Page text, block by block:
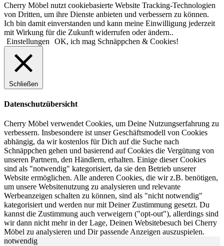
Cherry Möbel nutzt cookiebasierte Website Tracking-Technologien
von Dritten, um ihre Dienste anbieten und verbessern zu können.
Ich bin damit einverstanden und kann meine Einwilligung jederzeit
mit Wirkung für die Zukunft widerrufen oder ändern..
Einstellungen
OK, ich mag Schnäppchen & Cookies!
Schließen
Datenschutzübersicht
Cherry Möbel verwendet Cookies, um Deine Nutzungserfahrung zu
verbessern. Insbesondere ist unser Geschäftsmodell von Cookies
abhängig, da wir kostenlos für Dich auf die Suche nach
Schnäppchen gehen und basierend auf Cookies die Vergütung von
unseren Partnern, den Händlern, erhalten. Einige dieser Cookies
sind als "notwendig" kategorisiert, da sie den Betrieb unserer
Website ermöglichen. Alle anderen Cookies, die wir z.B. benötigen,
um unsere Websitenutzung zu analysieren und relevante
Werbeanzeigen schalten zu können, sind als "nicht notwendig"
kategorisiert und werden nur mit Deiner Zustimmung gesetzt. Du
kannst die Zustimmung auch verweigern ("opt-out"), allerdings sind
wir dann nicht mehr in der Lage, Deinen Websitebesuch bei Cherry
Möbel zu analysieren und Dir passende Anzeigen auszuspielen.
notwendig